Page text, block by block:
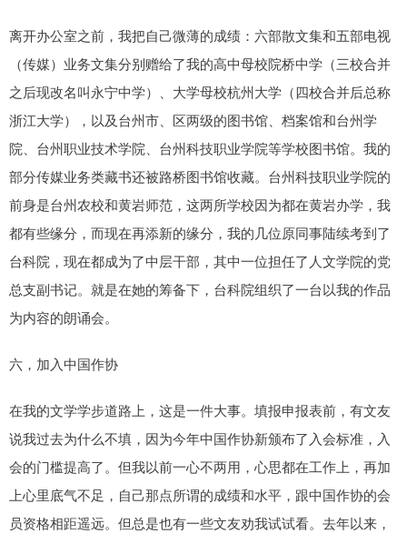
离开办公室之前，我把自己微薄的成绩：六部散文集和五部电视
（传媒）业务文集分别赠给了我的高中母校院桥中学（三校合并
之后现改名叫永宁中学）、大学母校杭州大学（四校合并后总称
浙江大学），以及台州市、区两级的图书馆、档案馆和台州学
院、台州职业技术学院、台州科技职业学院等学校图书馆。我的
部分传媒业务类藏书还被路桥图书馆收藏。台州科技职业学院的
前身是台州农校和黄岩师范，这两所学校因为都在黄岩办学，我
都有些缘分，而现在再添新的缘分，我的几位原同事陆续考到了
台科院，现在都成为了中层干部，其中一位担任了人文学院的党
总支副书记。就是在她的筹备下，台科院组织了一台以我的作品
为内容的朗诵会。
六，加入中国作协
在我的文学学步道路上，这是一件大事。填报申报表前，有文友
说我过去为什么不填，因为今年中国作协新颁布了入会标准，入
会的门槛提高了。但我以前一心不两用，心思都在工作上，再加
上心里底气不足，自己那点所谓的成绩和水平，跟中国作协的会
员资格相距遥远。但总是也有一些文友劝我试试看。去年以来，